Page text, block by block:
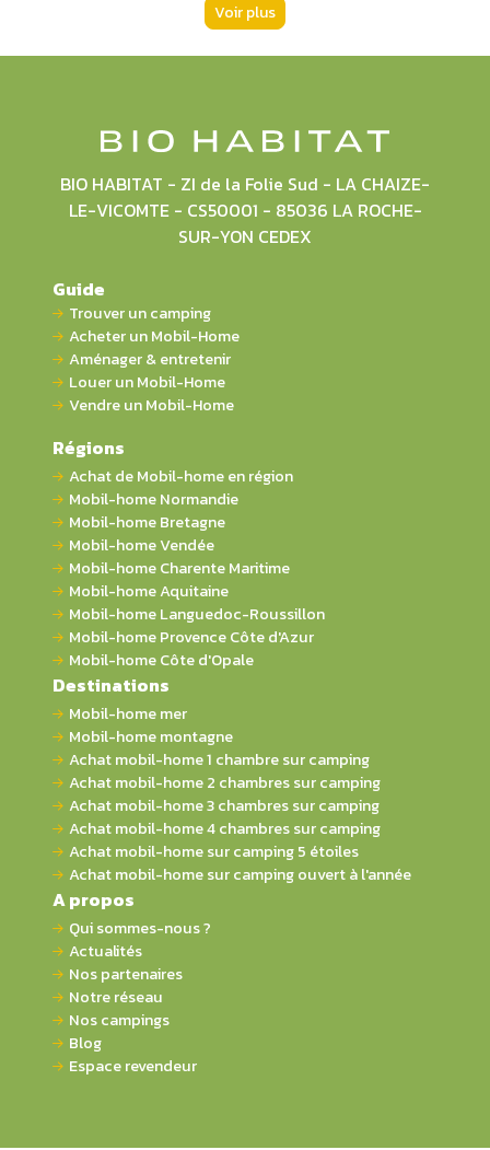
Voir plus
BIO HABITAT - ZI de la Folie Sud - LA CHAIZE-
LE-VICOMTE - CS50001 - 85036 LA ROCHE-
SUR-YON CEDEX
Guide
Trouver un camping
Acheter un Mobil-Home
Aménager & entretenir
Louer un Mobil-Home
Vendre un Mobil-Home
Régions
Achat de Mobil-home en région
Mobil-home Normandie
Mobil-home Bretagne
Mobil-home Vendée
Mobil-home Charente Maritime
Mobil-home Aquitaine
Mobil-home Languedoc-Roussillon
Mobil-home Provence Côte d'Azur
Mobil-home Côte d'Opale
Destinations
Mobil-home mer
Mobil-home montagne
Achat mobil-home 1 chambre sur camping
Achat mobil-home 2 chambres sur camping
Achat mobil-home 3 chambres sur camping
Achat mobil-home 4 chambres sur camping
Achat mobil-home sur camping 5 étoiles
Achat mobil-home sur camping ouvert à l'année
A propos
Qui sommes-nous ?
Actualités
Nos partenaires
Notre réseau
Nos campings
Blog
Espace revendeur